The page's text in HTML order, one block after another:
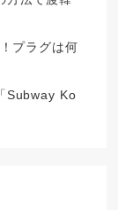
プラグは何
Subway Ko